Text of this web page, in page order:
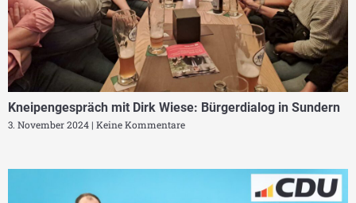
Kneipengespräch mit Dirk Wiese: Bürgerdialog in Sundern
3. November 2024 Keine Kommentare